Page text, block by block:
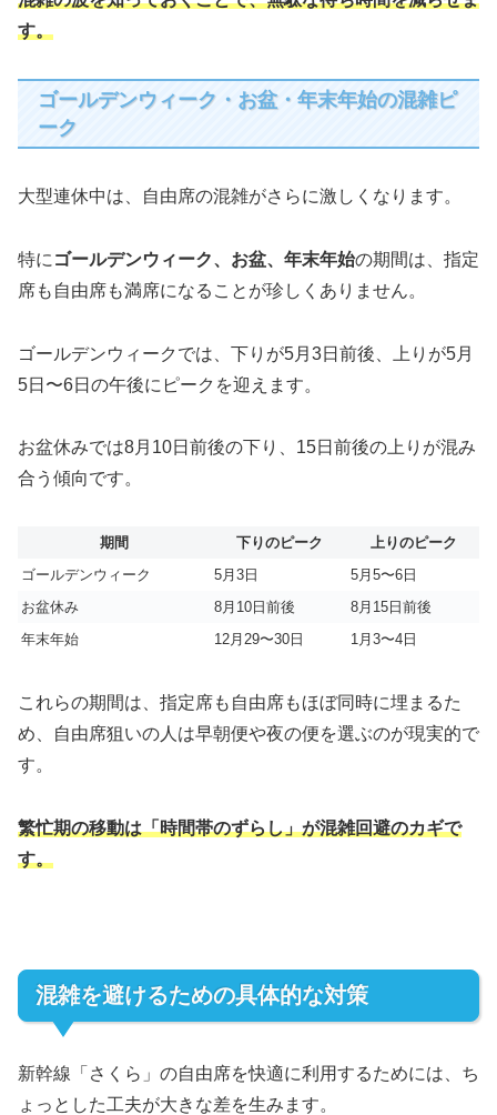
す。
ゴールデンウィーク・お盆・年末年始の混雑ピ
ーク
大型連休中は、自由席の混雑がさらに激しくなります。
特に ゴールデンウィーク、お盆、年末年始の期間は、指定
席も自由席も満席になることが珍しくありません。
ゴールデンウィークでは、下りが5月3日前後、上りが5月
5日〜6日の午後にピークを迎えます。
お盆休みでは8月10日前後の下り、15日前後の上りが混み
合う傾向です。
期間 下りのピーク
上りのピーク
ゴールデンウィーク
5月3日
5月5〜6日
お盆休み
8月10日前後
8月15日前後
年末年始
12月29〜30日 1月3〜4日
これらの期間は、指定席も自由席もほぼ同時に埋まるた
め、自由席狙いの人は早朝便や夜の便を選ぶのが現実的で
す。
繁忙期の移動は「時間帯のずらし」が混雑回避のカギで
す。
混雑を避けるための具体的な対策
新幹線「さくら」の自由席を快適に利用するためには、ち
ょっとした工夫が大きな差を生みます。